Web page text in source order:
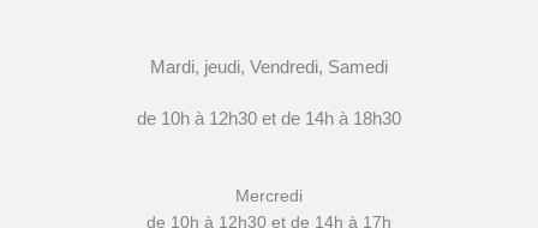
Mardi, jeudi, Vendredi, Samedi
de 10h à 12h30 et de 14h à 18h30
Mercredi
de 10h à 12h30 et de 14h à 17h